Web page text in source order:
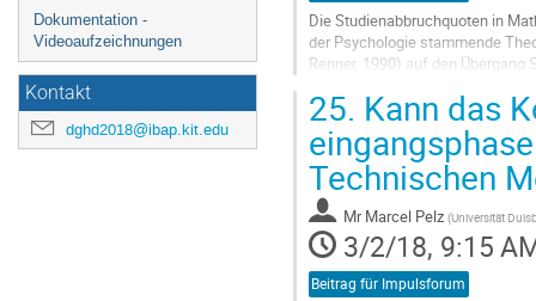
Dokumentation -
Videoaufzeichnungen
Kontakt
dghd2018@ibap.kit.edu
Die Studienabbruchquoten in
der Psychologie stammende
Renner, 1990) auf den
Go
to
contribution
page
25. Kann das
Technischen
Mr Marcel Pelz (Universität
3/2/18, 9:15
Beitrag für Impulsforum